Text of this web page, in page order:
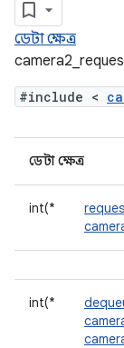
ডেটা ক্ষেত্র
#include <
ডেটা ক্ষেত্র
int(*
int(*